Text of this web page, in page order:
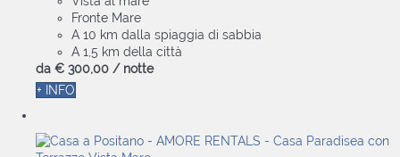
Fronte Mare
A 10 km dalla spiaggia di sabbia
A 1,5 km della città
da € 300,00 / notte
+ INFO